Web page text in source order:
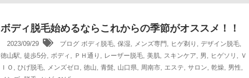
ボディ脱毛始めるならこれからの季節がオススメ！！
2023/09/29 ブログ ボディ脱毛, 保湿, メンズ専門 , ヒゲ剃り , デザイン脱毛,
徳山駅, 徒歩5分, ボディ , ＰＨ通り , レーザー脱毛, 美肌, スキンケア, 男 , ヒゲソリ , Ｖ
ＩＯ , ひげ脱毛, メンズゼロ , 徳山, 青髭, 山口県, 周南市, エステ, サロン, 乾燥, 男性,